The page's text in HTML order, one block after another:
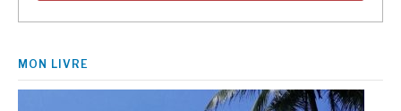
MON LIVRE